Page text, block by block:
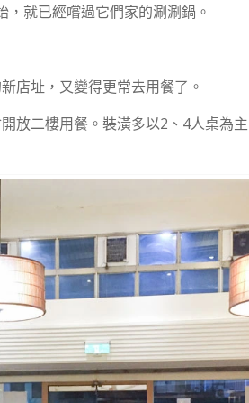
就已經嚐過它們家的涮涮鍋。
店址，又變得更常去用餐了。
放二樓用餐。裝潢多以2、4人桌為